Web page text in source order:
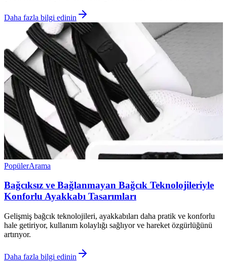
Daha fazla bilgi edinin
PopülerArama
Bağcıksız ve Bağlanmayan Bağcık Teknolojileriyle
Konforlu Ayakkabı Tasarımları
Gelişmiş bağcık teknolojileri, ayakkabıları daha pratik ve konforlu
hale getiriyor, kullanım kolaylığı sağlıyor ve hareket özgürlüğünü
artırıyor.
Daha fazla bilgi edinin